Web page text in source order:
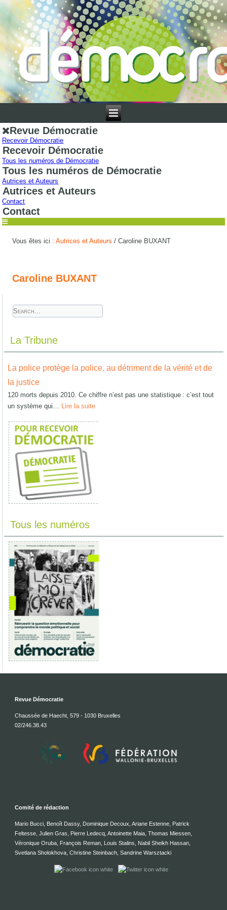
Revue Démocratie
Recevoir Démocratie
Recevoir Démocratie
Tous les numéros de Démocratie
Tous les numéros de Démocratie
Autrices et Auteurs
Autrices et Auteurs
Contact
Contact
Vous êtes ici :Autrices et Auteurs /Caroline BUXANT
Caroline BUXANT
La Tribune
La police protège la police, au détriment de la vérité et de
la justice
120 morts depuis 2010. Ce chiffre n’est pas une statistique : c’est tout
un système qui… Lire la suite
Tous les numéros
Revue Démocratie
Chaussée de Haecht, 579 - 1030 Bruxelles
02/246.38.43
Comité de rédaction
Mario Bucci, Benoît Dassy, Dominique Decoux, Ariane Estenne, Patrick
Feltesse, Julien Gras, Pierre Ledecq, Antoinette Maia, Thomas Miessen,
Véronique Oruba, François Reman, Louis Stalins, Nabil Sheikh Hassan,
Svetlana Sholokhova, Christine Steinbach, Sandrine Warsztacki